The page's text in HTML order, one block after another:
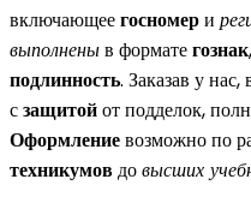
включающеегосномери
выполненыв форматегознак
подлинность. Заказав у
сзащитойот подделок,
Оформлениевозможно по
техникумовдовысших